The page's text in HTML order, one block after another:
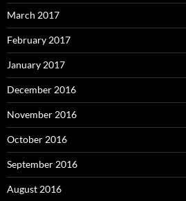
March 2017
February 2017
January 2017
December 2016
November 2016
October 2016
September 2016
August 2016